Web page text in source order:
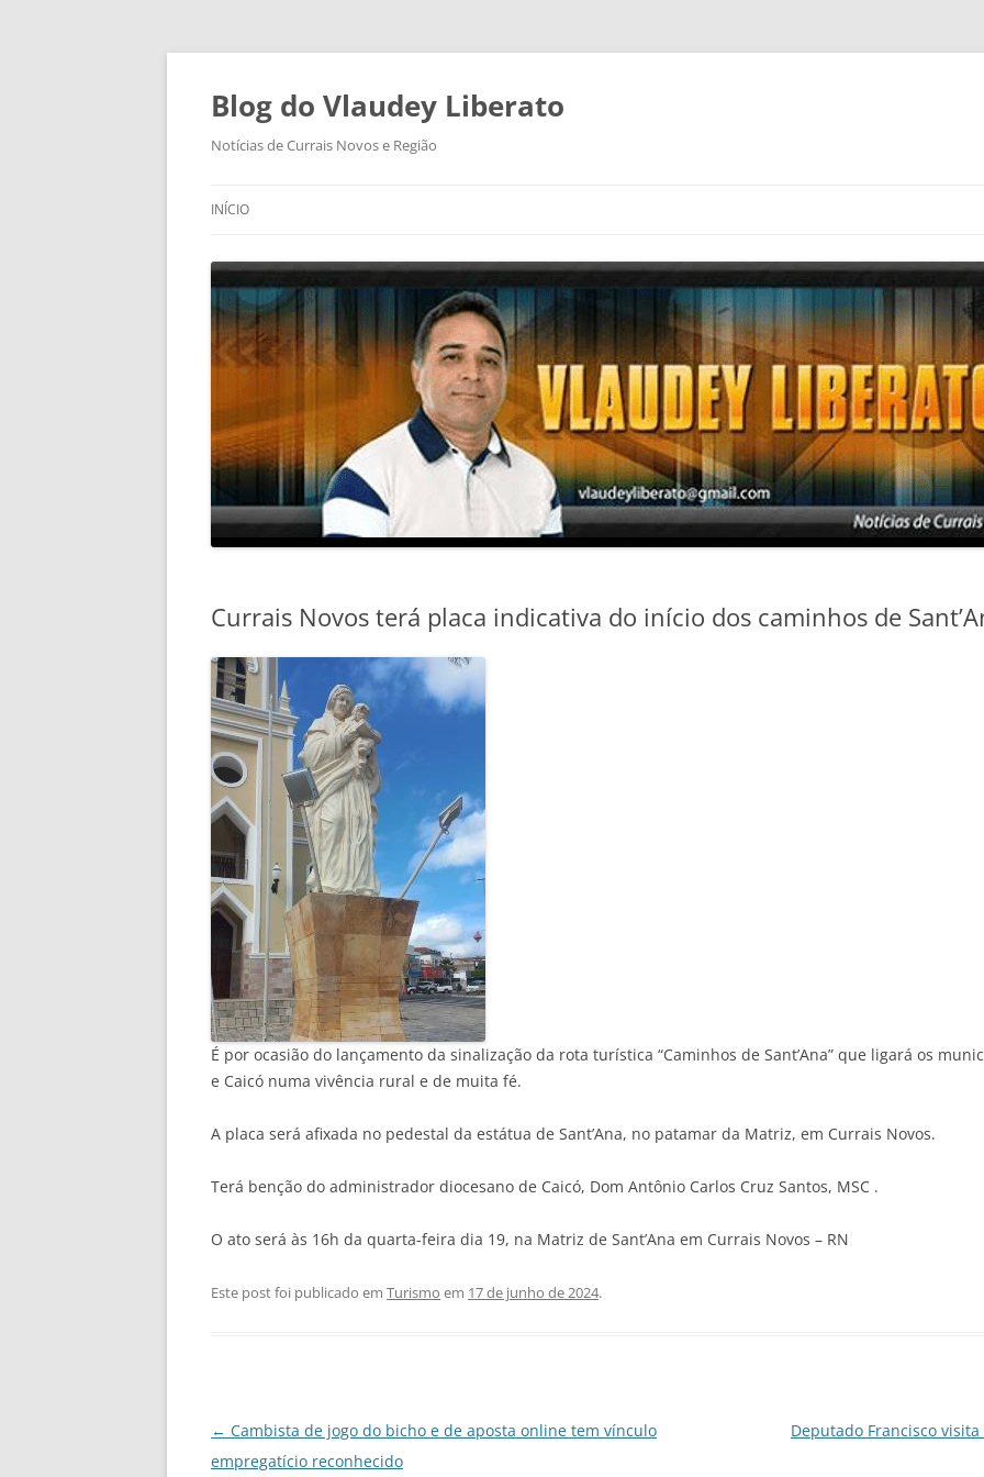
Pular
conteúdo
Blog do Vlaudey Liberato
Notícias de Currais Novos e Região
INÍCIO
Currais Novos terá placa indicativa do início dos caminhos de
É por ocasião do lançamento da sinalização da rota turística “Caminhos de Sant’Ana” que ligará os
e Caicó numa vivência rural e de muita fé.
A placa será afixada no pedestal da estátua de Sant’Ana, no patamar da Matriz, em Currais Novos.
Terá benção do administrador diocesano de Caicó, Dom Antônio Carlos Cruz Santos, MSC .
O ato será às 16h da quarta-feira dia 19, na Matriz de Sant’Ana em Currais Novos – RN
Este post foi publicado em Turismo em 17 de junho de 2024.
Navegação
de
← Cambista de jogo do bicho e de aposta online tem vínculo
empregatício reconhecido
Deputado Francisco